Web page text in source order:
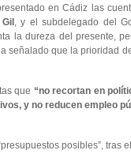
en Cádiz las
, y el subdelegado del
la dureza del presente,
señalado que la prioridad
que “no recortan en
y no reducen empleo
posibles”, tras